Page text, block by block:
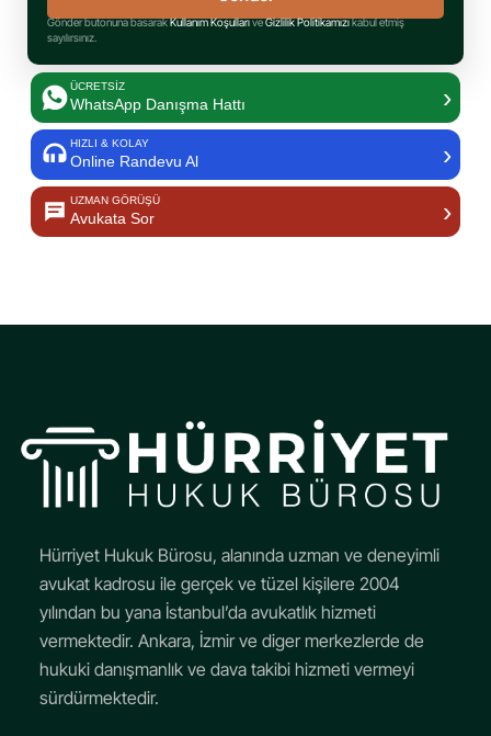
Gönder butonuna basarakKullanım KoşullarıveGizlilik Politikamızıkabul etmiş
sayılırsınız.
ÜCRETSİZ
WhatsApp Danışma Hattı ›
HIZLI & KOLAY
Online Randevu Al ›
UZMAN GÖRÜŞÜ
Avukata Sor ›
Hürriyet Hukuk Bürosu, alanında uzman ve deneyimli
avukat kadrosu ile gerçek ve tüzel kişilere 2004
yılından bu yana İstanbul’da avukatlık hizmeti
vermektedir. Ankara, İzmir ve diger merkezlerde de
hukuki danışmanlık ve dava takibi hizmeti vermeyi
sürdürmektedir.